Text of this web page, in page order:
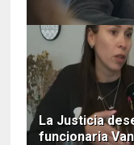
La Justicia
funcionaria